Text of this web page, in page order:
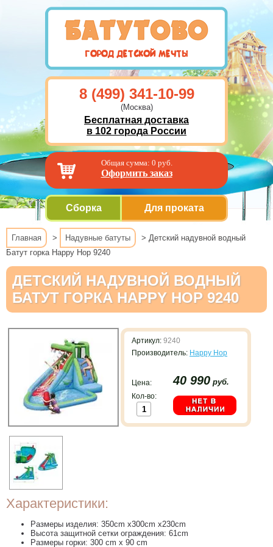
8 (499) 341-10-99
(Москва)
Бесплатная доставка
в 102 города России
Общая сумма: 0 руб.
Оформить заказ
Сборка Для проката
Главная > Надувные батуты
> Детский надувной водный
Батут горка Happy Hop 9240
ДЕТСКИЙ НАДУВНОЙ ВОДНЫЙ
БАТУТ ГОРКА HAPPY HOP 9240
Артикул: 9240
Производитель: Happy Hop
Цена:
Кол-во:
40 990 руб.
Характеристики:
Размеры изделия: 350cm x300cm x230cm
Высота защитной сетки ограждения: 61cm
Размеры горки: 300 cm x 90 cm